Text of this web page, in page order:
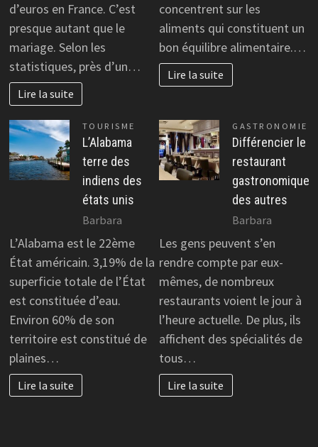
d’euros en France. C’est
presque autant que le
mariage. Selon les
statistiques, près d’un…
Lire la suite
concentrent sur les
aliments qui constituent un
bon équilibre alimentaire.…
Lire la suite
TOURISME
L’Alabama
terre des
indiens des
états unis
Barbara
L’Alabama est le 22ème
État américain. 3,19% de la
superficie totale de l’État
est constituée d’eau.
Environ 60% de son
territoire est constitué de
plaines…
Lire la suite
GASTRONOMIE
Différencier le
restaurant
gastronomique
des autres
Barbara
Les gens peuvent s’en
rendre compte par eux-
mêmes, de nombreux
restaurants voient le jour à
l’heure actuelle. De plus, ils
affichent des spécialités de
tous…
Lire la suite